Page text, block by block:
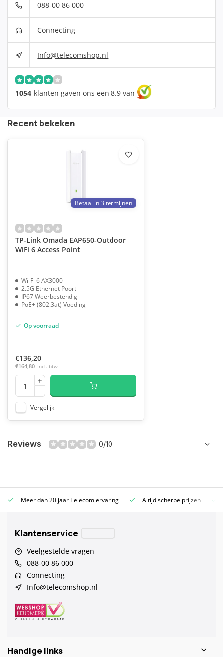
088-00 86 000
Connecting
Info@telecomshop.nl
1054 klanten gaven ons een 8.9 van
Recent bekeken
Betaal in 3 termijnen
TP-Link Omada EAP650-Outdoor
WiFi 6 Access Point
Wi-Fi 6 AX3000
2.5G Ethernet Poort
IP67 Weerbestendig
PoE+ (802.3at) Voeding
Op voorraad
€136,20
€164,80 Incl. btw
Vergelijk
Reviews 0/10
Meer dan 20 jaar Telecom ervaring Altijd scherpe prijzen
Klantenservice
Veelgestelde vragen
088-00 86 000
Connecting
Info@telecomshop.nl
Handige links